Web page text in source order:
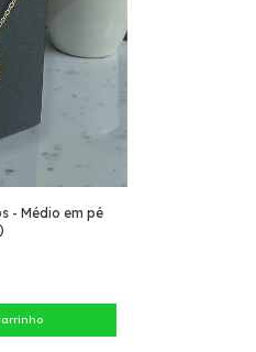
- Médio em pé